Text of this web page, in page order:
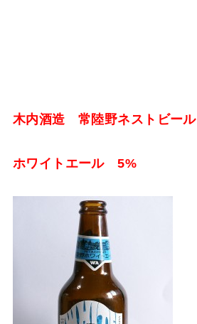
木内酒造 常陸野ネストビール
ホワイトエール 5%